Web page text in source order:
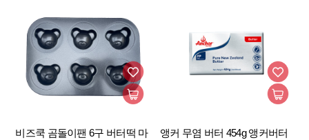
비즈쿡 곰돌이팬 6구 버터떡 마
앵커 무염 버터 454g 앵커버터